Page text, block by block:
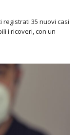
registrati 35 nuovi casi
i ricoveri, con un